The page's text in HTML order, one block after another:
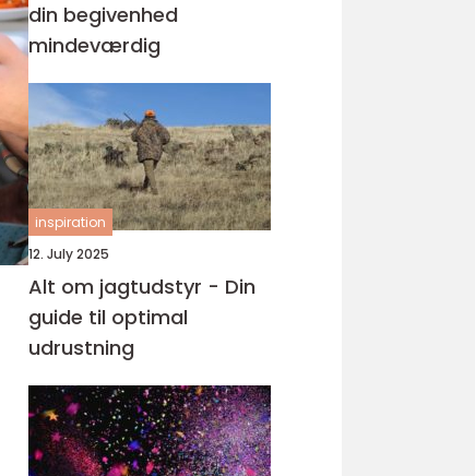
din begivenhed
mindeværdig
inspiration
12. July 2025
Alt om jagtudstyr - Din
guide til optimal
udrustning